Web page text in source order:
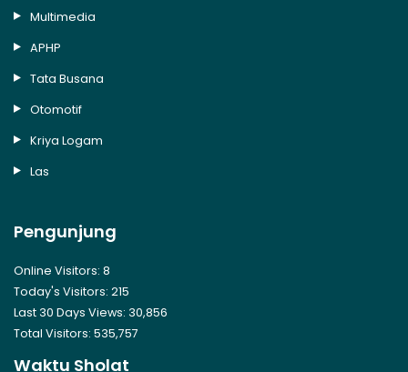
Multimedia
APHP
Tata Busana
Otomotif
Kriya Logam
Las
Pengunjung
Online Visitors: 8
Today's Visitors: 215
Last 30 Days Views: 30,856
Total Visitors: 535,757
Waktu Sholat